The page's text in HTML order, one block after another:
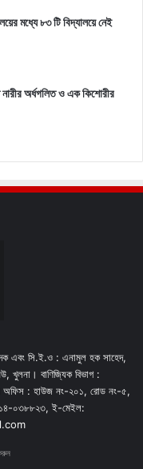
মধ্যে ৮৩ টি বিদ্যালয়ে নেই
নারীর অর্ধগলিত ও এক কিশোরীর
এবং সি.ই.ও : এনামুল হক সাহেদ,
খুলনা। বাণিজ্যিক বিভাগ :
অফিস : হাউজ নং-২০১, রোড নং-৫,
০৩৮৮২৩, ই-মেইল: